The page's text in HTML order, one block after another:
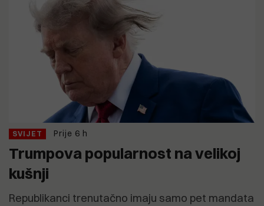
SVIJET Prije 6 h
Trumpova popularnost na velikoj
kušnji
Republikanci trenutačno imaju samo pet mandata